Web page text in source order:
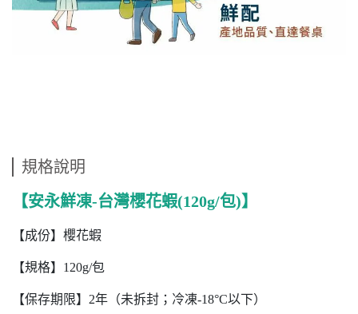
規格說明
【安永鮮凍-台灣櫻花蝦(120g/包)】
【成份】櫻花蝦
【規格】120g/包
【保存期限】2年（未拆封；冷凍-18°C以下）